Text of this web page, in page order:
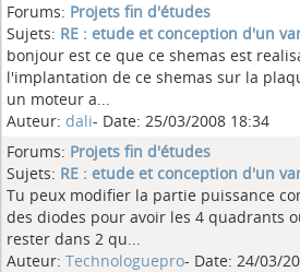
Forums: Projets fin d'études
Sujets: RE : etude et conception d'un
bonjour est ce que ce shemas est
l'implantation de ce shemas sur la
un moteur a...
Auteur: dali- Date: 25/03/2008 18:34
Forums: Projets fin d'études
Sujets: RE : etude et conception d'un
Tu peux modifier la partie puissance
des diodes pour avoir les 4 quadrants
rester dans 2 qu...
Auteur: Technologuepro- Date: 24/03/